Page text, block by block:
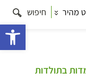
מהיר חיפוש
בתולדות